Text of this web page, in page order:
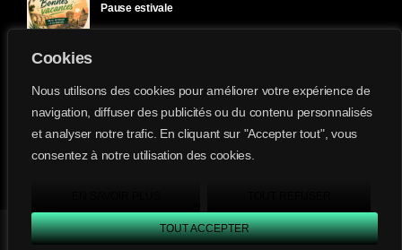
Cookies
Nous utilisons des cookies pour améliorer votre expérience de
navigation, diffuser des publicités ou du contenu personnalisés
et analyser notre trafic. En cliquant sur "Accepter tout", vous
consentez à notre utilisation des cookies.
TOUT ACCEPTER
play_arrow Divergence FM keyboard_arrow_right
Pause estivale
Ici l’Ombre – mardi 28 juillet